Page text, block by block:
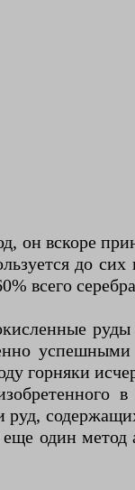
он вскоре
до
всего
горняки
руд,
один метод